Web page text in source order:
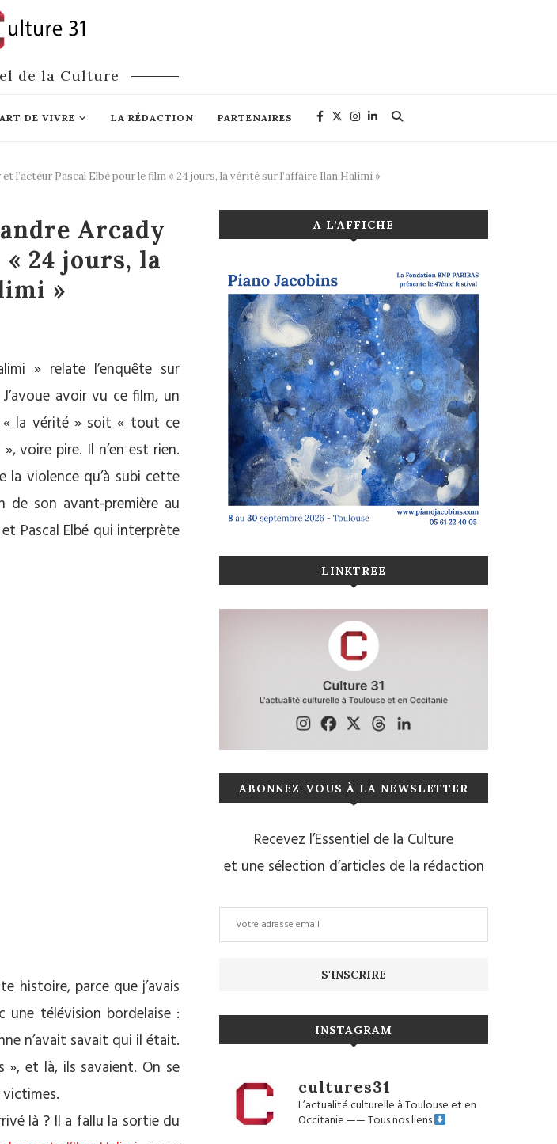
de la Culture
ART DE VIVRE LA RÉDACTION PARTENAIRES
l’acteur Pascal Elbé pour le film « 24 jours, la vérité sur l’affaire Ilan Halimi »
Arcady
24 jours, la
»
» relate l’enquête sur
avoir vu ce film, un
« la vérité » soit « tout ce
voire pire. Il n’en est rien.
violence qu’à subi cette
de son avant-première au
Pascal Elbé qui interprète
histoire, parce que j’avais
une télévision bordelaise :
n’avait savait qui il était.
», et là, ils savaient. On se
là ? Il a fallu la sortie du
A L’AFFICHE
LINKTREE
ABONNEZ-VOUS À LA NEWSLETTER
Recevez l’Essentiel de la Culture
et une sélection d’articles de la rédaction
INSTAGRAM
cultures31
L’actualité culturelle à Toulouse et en
Occitanie——Tous nos liens